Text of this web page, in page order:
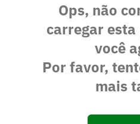
Ops, não
carregar
você
Por favor,
mais